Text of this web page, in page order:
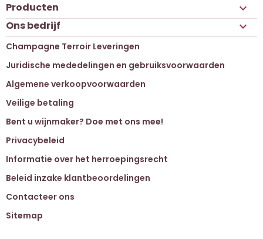
Producten 
Ons bedrijf 
Champagne Terroir Leveringen
Juridische mededelingen en gebruiksvoorwaarden
Algemene verkoopvoorwaarden
Veilige betaling
Bent u wijnmaker? Doe met ons mee!
Privacybeleid
Informatie over het herroepingsrecht
Beleid inzake klantbeoordelingen
Contacteer ons
Sitemap